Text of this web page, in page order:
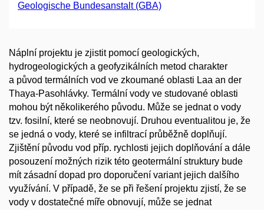
Geologische Bundesanstalt (GBA)
Náplní projektu je zjistit pomocí geologických,
hydrogeologických a geofyzikálních metod charakter
a původ termálních vod ve zkoumané oblasti Laa an der
Thaya-Pasohlávky. Termální vody ve studované oblasti
mohou být několikerého původu. Může se jednat o vody
tzv. fosilní, které se neobnovují. Druhou eventualitou je, že
se jedná o vody, které se infiltrací průběžně doplňují.
Zjištění původu vod příp. rychlosti jejich doplňování a dále
posouzení možných rizik této geotermální struktury bude
mít zásadní dopad pro doporučení variant jejich dalšího
využívání. V případě, že se při řešení projektu zjistí, že se
vody v dostatečné míře obnovují, může se jednat